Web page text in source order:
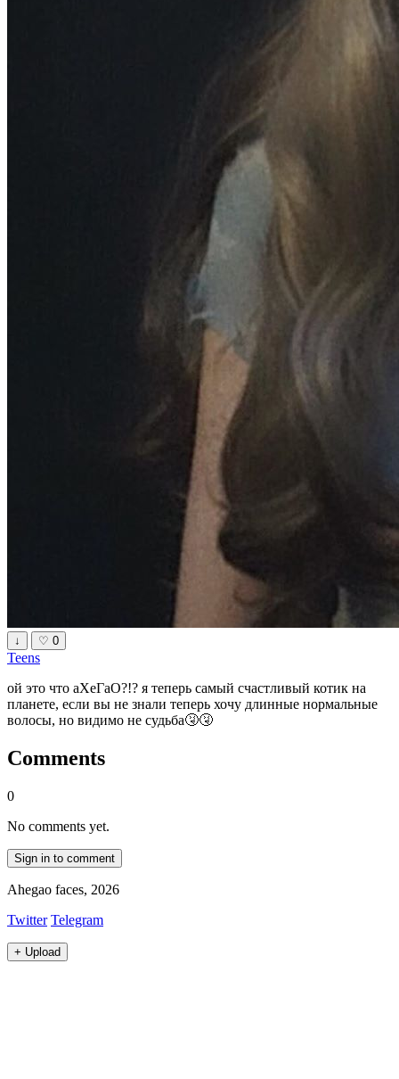
↓ ♡ 0
Teens
ой это что аХеГаО?!? я теперь самый счастливый котик на
планете, если вы не знали теперь хочу длинные нормальные
волосы, но видимо не судьба🤧🤧
Comments
0
No comments yet.
Sign in to comment
Ahegao faces, 2026
Twitter Telegram
+ Upload